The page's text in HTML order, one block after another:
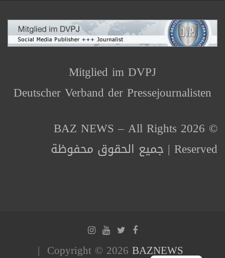
Mitglied im DVPJ
Deutscher Verband der Pressejournalisten
© 2026 BAZ NEWS – All Rights
Reserved | جميع الحقوق محفوظة
Copyright © 2026 BAZNEWS